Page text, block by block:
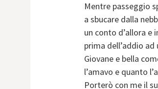
Mentre passeggio
a sbucare dalla
un conto d’allora e
prima dell’addio
Giovane e bella
l’amavo e quanto
Porterò con me il